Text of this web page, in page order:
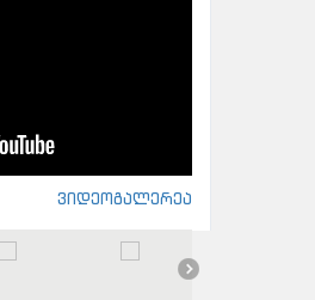
ვიდეოგალერეა